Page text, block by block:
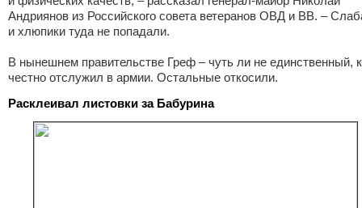
Андриянов из Российского совета ветеранов ОВД и ВВ. –
и хлюпики туда не попадали.
В нынешнем правительстве Греф – чуть ли не единственный,
честно отслужил в армии. Остальные откосили.
Расклеивал листовки за Бабурина